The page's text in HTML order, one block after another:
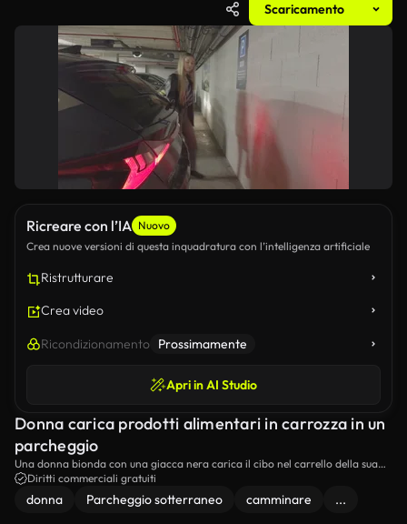
Scaricamento
Ricreare con l’IA Nuovo
Crea nuove versioni di questa inquadratura con l’intelligenza artificiale
Ristrutturare
Crea video
Ricondizionamento Prossimamente
Apri in AI Studio
Donna carica prodotti alimentari in carrozza in un
parcheggio
Una donna bionda con una giacca nera carica il cibo nel carrello della sua
auto in un parcheggio sotterraneo.
Diritti commerciali gratuiti
donna Parcheggio sotterraneo camminare ...